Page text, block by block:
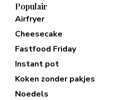
Populair
Airfryer
Cheesecake
Fastfood Friday
Instant pot
Koken zonder pakjes
Noedels